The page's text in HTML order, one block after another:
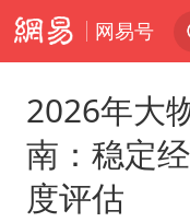
网易号
2026年大
南：稳定
度评估